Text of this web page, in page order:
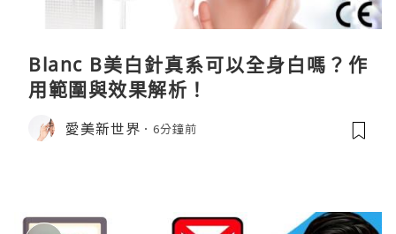
Blanc B美白針真系可以全身白嗎？作
用範圍與效果解析！
愛美新世界 6分鐘前